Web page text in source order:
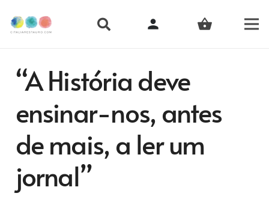
person shopping_basket
“A História deve
ensinar-nos, antes
de mais, a ler um
jornal”